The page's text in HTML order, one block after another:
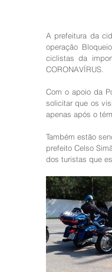
A prefeitura da
operação
ciclistas da
CORONAVÍRUS.
Com o apoio da
solicitar que os
apenas após o
Também estão
prefeito Celso
dos turistas que